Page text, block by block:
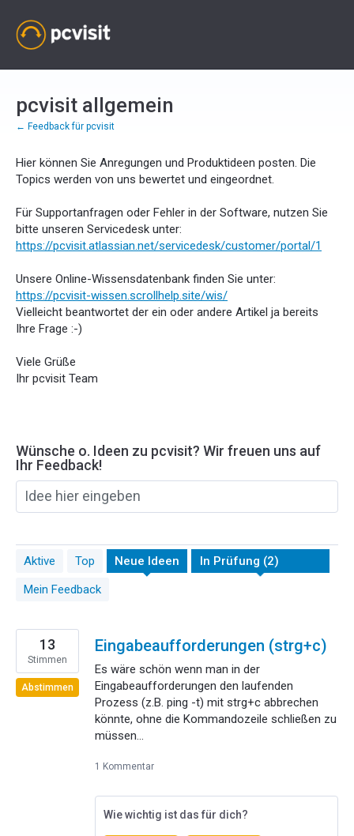
Zum
Inhalt
springen
pcvisit allgemein
← Feedback für pcvisit
Hier können Sie Anregungen und Produktideen posten. Die
Topics werden von uns bewertet und eingeordnet.
Für Supportanfragen oder Fehler in der Software, nutzen Sie
bitte unseren Servicedesk unter:
https://pcvisit.atlassian.net/servicedesk/customer/portal/1
Unsere Online-Wissensdatenbank finden Sie unter:
https://pcvisit-wissen.scrollhelp.site/wis/
Vielleicht beantwortet der ein oder andere Artikel ja bereits
Ihre Frage :-)
Viele Grüße
Ihr pcvisit Team
Wünsche o. Ideen zu pcvisit? Wir freuen uns auf
Ihr Feedback!
Idee hier eingeben
Aktive Top Neue Ideen
Mein Feedback
gefundene
Eingabeaufforderungen (strg+c)
Es wäre schön wenn man in der
Eingabeaufforderungen den laufenden
Prozess (z.B. ping -t) mit strg+c abbrechen
könnte, ohne die Kommandozeile schließen zu
müssen...
13
Stimmen
Abstimmen
1 Kommentar
Wie wichtig ist das für dich?